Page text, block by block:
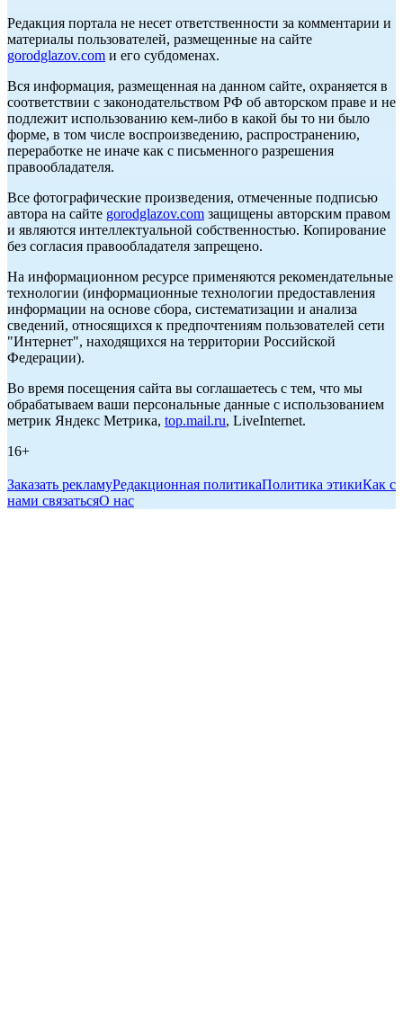
Редакция портала не несет ответственности за комментарии и
материалы пользователей, размещенные на сайте
gorodglazov.com и его субдоменах.
Вся информация, размещенная на данном сайте, охраняется в
соответствии с законодательством РФ об авторском праве и не
подлежит использованию кем-либо в какой бы то ни было
форме, в том числе воспроизведению, распространению,
переработке не иначе как с письменного разрешения
правообладателя.
Все фотографические произведения, отмеченные подписью
автора на сайте gorodglazov.com защищены авторским правом
и являются интеллектуальной собственностью. Копирование
без согласия правообладателя запрещено.
На информационном ресурсе применяются рекомендательные
технологии (информационные технологии предоставления
информации на основе сбора, систематизации и анализа
сведений, относящихся к предпочтениям пользователей сети
"Интернет", находящихся на территории Российской
Федерации).
Во время посещения сайта вы соглашаетесь с тем, что мы
обрабатываем ваши персональные данные с использованием
метрик Яндекс Метрика, top.mail.ru, LiveInternet.
16+
Заказать рекламуРедакционная политикаПолитика этикиКак с
нами связатьсяО нас